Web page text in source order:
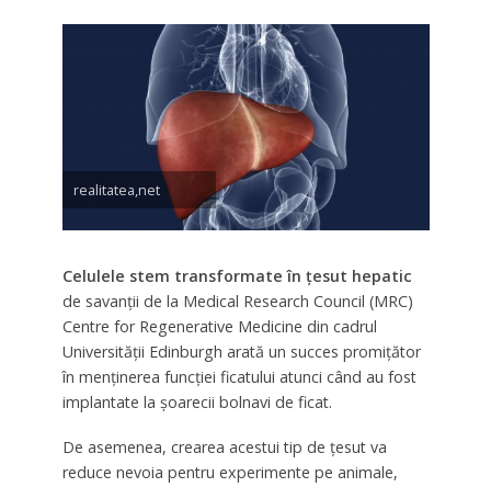
realitatea,net
Celulele stem transformate în ţesut hepatic
de savanţii de la Medical Research Council (MRC)
Centre for Regenerative Medicine din cadrul
Universităţii Edinburgh arată un succes promiţător
în menţinerea funcţiei ficatului atunci când au fost
implantate la şoarecii bolnavi de ficat.
De asemenea, crearea acestui tip de ţesut va
reduce nevoia pentru experimente pe animale,